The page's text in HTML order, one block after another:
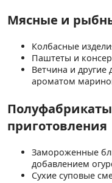
Мясные и
Колбасные
Паштеты и
Ветчина и другие
ароматом
приготовления
Замороженные
добавлением
Сухие суповые